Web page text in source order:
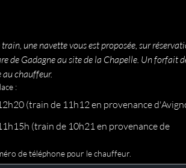
une navette vous est proposée, sur
de Gadagne au site de la Chapelle. Un forfait
au chauffeur.
:
(train de 11h12 en provenance
(train de 10h21 en provenance de
de téléphone pour le chauffeur.